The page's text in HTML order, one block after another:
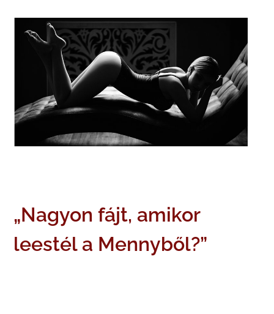
„Nagyon fájt, amikor
leestél a Mennyből?”